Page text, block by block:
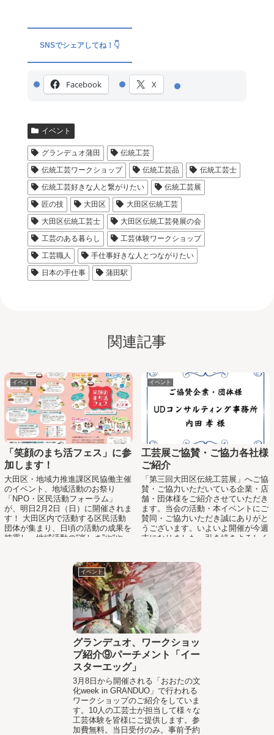
SNSでシェアしてね！👇
Facebook X
イベント
グランデュオ蒲田
伝統工芸
伝統工芸ワークショップ
伝統工芸品
伝統工芸士
伝統工芸好きな人と繋がりたい
伝統工芸展
匠の技
大田区
大田区伝統工芸
大田区伝統工芸士
大田区伝統工芸発展の会
工芸のある暮らし
工芸体験ワークショップ
工芸職人
手仕事好きな人とつながりたい
日本の手仕事
蒲田駅
関連記事
イベント
「笑顔のまち活フェス」に参
加します！
大田区・地域力推進課区民協働主催
のイベント、地域活動のお祭り
「NPO・区民活動フォーラム」
が、明日2月2日（日）に開催されま
す！ 大田区内で活動する区民活動
団体が集まり、日頃の活動の成果を
披露し、地域活動の“楽しさ”や“や...
イベント
工芸展ご協賛・ご協力各社様
ご紹介
「第三回大田区伝統工芸展」へご協
賛・ご協力いただいている企業・店
舗・団体様をご紹介させていただき
ます。当会の活動・本イベントにご
賛同・ご協力いただき誠にありがと
うございます。いよいよ開催が今週
末になりました。引き続きよろしく
イベント
グランデュオ、ワークショッ
プ紹介⑨パーチメント「イー
スターエッグ」
3月8日から開催される「おおたの文
化week in GRANDUO」で行われる
ワークショップのご紹介をしていま
す。10人の工芸士が担当して様々な
工芸体験を皆様にご提供します。参
加費無料。当日受付のみ。事前予約